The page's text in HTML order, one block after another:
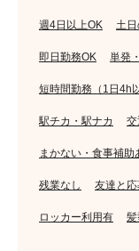
週4日以上OK 土
即日勤務OK 単発
短時間勤務（1日4h
駅チカ・駅ナカ
まかない・食事補助
残業なし 友達と
ロッカー利用有 髪